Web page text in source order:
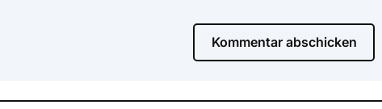
Kommentar abschicken